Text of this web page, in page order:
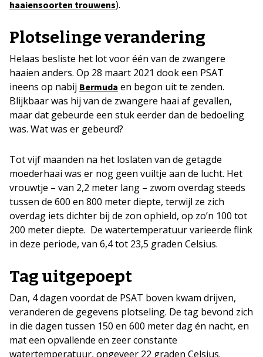
haaiensoorten trouwens).
Plotselinge verandering
Helaas besliste het lot voor één van de zwangere
haaien anders. Op 28 maart 2021 dook een PSAT
ineens op nabij Bermuda en begon uit te zenden.
Blijkbaar was hij van de zwangere haai af gevallen,
maar dat gebeurde een stuk eerder dan de bedoeling
was. Wat was er gebeurd?
Tot vijf maanden na het loslaten van de getagde
moederhaai was er nog geen vuiltje aan de lucht. Het
vrouwtje – van 2,2 meter lang – zwom overdag steeds
tussen de 600 en 800 meter diepte, terwijl ze zich
overdag iets dichter bij de zon ophield, op zo’n 100 tot
200 meter diepte. De watertemperatuur varieerde flink
in deze periode, van 6,4 tot 23,5 graden Celsius.
Tag uitgepoept
Dan, 4 dagen voordat de PSAT boven kwam drijven,
veranderen de gegevens plotseling. De tag bevond zich
in die dagen tussen 150 en 600 meter dag én nacht, en
mat een opvallende en zeer constante
watertemperatuur, ongeveer 22 graden Celsius.